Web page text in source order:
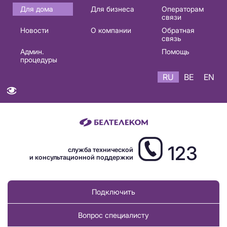
Основная
навигация
Для дома Для бизнеса
Операторам
связи
Новости
О компании
Обратная
связь
Админ.
процедуры
Помощь
RU BE EN
служба технической
и консультационной поддержки
123
Подключить
Вопрос специалисту